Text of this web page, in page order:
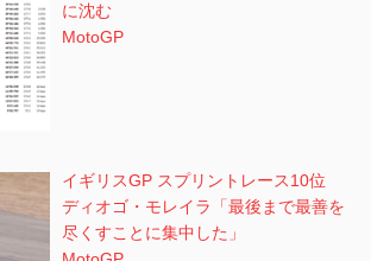
に沈む
MotoGP
イギリスGP スプリントレース10位
ディオゴ・モレイラ「最後まで最善を
尽くすことに集中した」